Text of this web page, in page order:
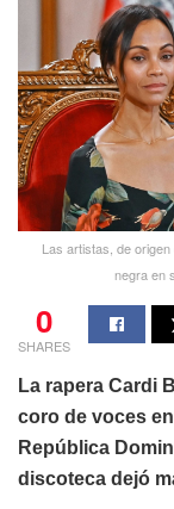
Las artistas, de
negra en
0
SHARES
La rapera Cardi
coro de voces
República
discoteca dejó